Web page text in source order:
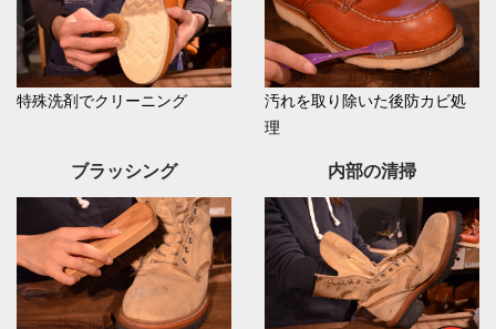
特殊洗剤でクリーニング
汚れを取り除いた後防カビ処
理
ブラッシング 内部の清掃